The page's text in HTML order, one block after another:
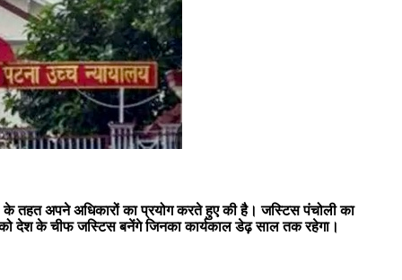
के तहत अपने अधिकारों का प्रयोग करते हुए की है। जस्टिस पंचोली का
को देश के चीफ जस्टिस बनेंगे जिनका कार्यकाल डेढ़ साल तक रहेगा।